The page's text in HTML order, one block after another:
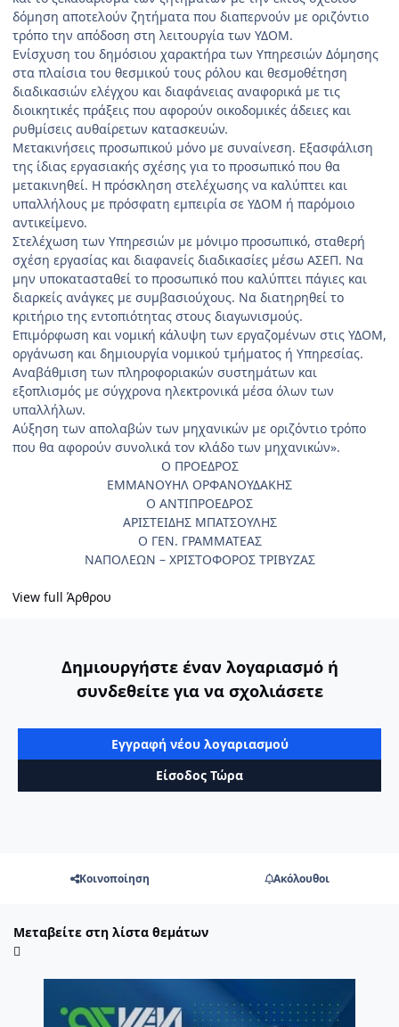
δόμηση αποτελούν ζητήματα που διαπερνούν με οριζόντιο
τρόπο την απόδοση στη λειτουργία των ΥΔΟΜ.
Ενίσχυση του δημόσιου χαρακτήρα των Υπηρεσιών Δόμησης
στα πλαίσια του θεσμικού τους ρόλου και θεσμοθέτηση
διαδικασιών ελέγχου και διαφάνειας αναφορικά με τις
διοικητικές πράξεις που αφορούν οικοδομικές άδειες και
ρυθμίσεις αυθαίρετων κατασκευών.
Μετακινήσεις προσωπικού μόνο με συναίνεση. Εξασφάλιση
της ίδιας εργασιακής σχέσης για το προσωπικό που θα
μετακινηθεί. Η πρόσκληση στελέχωσης να καλύπτει και
υπαλλήλους με πρόσφατη εμπειρία σε ΥΔΟΜ ή παρόμοιο
αντικείμενο.
Στελέχωση των Υπηρεσιών με μόνιμο προσωπικό, σταθερή
σχέση εργασίας και διαφανείς διαδικασίες μέσω ΑΣΕΠ. Να
μην υποκατασταθεί το προσωπικό που καλύπτει πάγιες και
διαρκείς ανάγκες με συμβασιούχους. Να διατηρηθεί το
κριτήριο της εντοπιότητας στους διαγωνισμούς.
Επιμόρφωση και νομική κάλυψη των εργαζομένων στις ΥΔΟΜ,
οργάνωση και δημιουργία νομικού τμήματος ή Υπηρεσίας.
Αναβάθμιση των πληροφοριακών συστημάτων και
εξοπλισμός με σύγχρονα ηλεκτρονικά μέσα όλων των
υπαλλήλων.
Αύξηση των απολαβών των μηχανικών με οριζόντιο τρόπο
που θα αφορούν συνολικά τον κλάδο των μηχανικών».
Ο ΠΡΟΕΔΡΟΣ
ΕΜΜΑΝΟΥΗΛ ΟΡΦΑΝΟΥΔΑΚΗΣ
Ο ΑΝΤΙΠΡΟΕΔΡΟΣ
ΑΡΙΣΤΕΙΔΗΣ ΜΠΑΤΣΟΥΛΗΣ
Ο ΓΕΝ. ΓΡΑΜΜΑΤΕΑΣ
ΝΑΠΟΛΕΩΝ – ΧΡΙΣΤΟΦΟΡΟΣ ΤΡΙΒΥΖΑΣ
View full Άρθρου
Δημιουργήστε έναν λογαριασμό ή
συνδεθείτε για να σχολιάσετε
Εγγραφή νέου λογαριασμού
Είσοδος Τώρα
Κοινοποίηση Ακόλουθοι
Μεταβείτε στη λίστα θεμάτων